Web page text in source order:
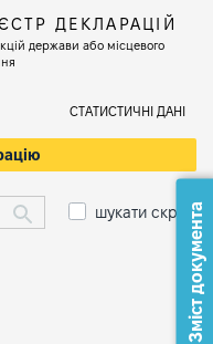
ДЕКЛАРАЦІЙ
держави або місцевого
СТАТИСТИЧНІ ДАНІ
шукати скрізьЗміст документа